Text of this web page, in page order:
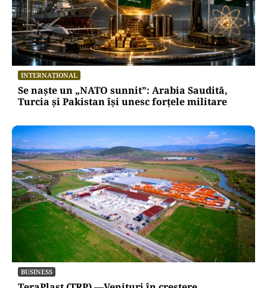
INTERNAȚIONAL
Se naște un „NATO sunnit”: Arabia Saudită,
Turcia și Pakistan își unesc forțele militare
BUSINESS